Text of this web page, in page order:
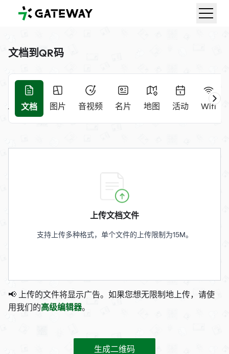
QRGateway
文档到QR码
文档 图片 音视频 名片 地图 活动 Wifi
上传文档文件
支持上传多种格式，单个文件的上传限制为15M。
📢 上传的文件将显示广告。如果您想无限制地上传，请使
用我们的高级编辑器。
生成二维码